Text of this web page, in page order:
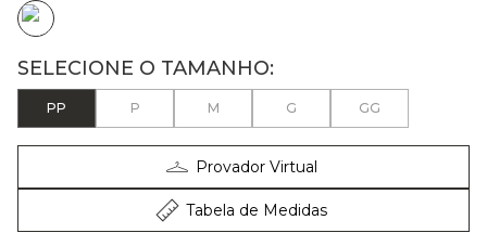
PP P M G GG
Provador Virtual
Tabela de Medidas